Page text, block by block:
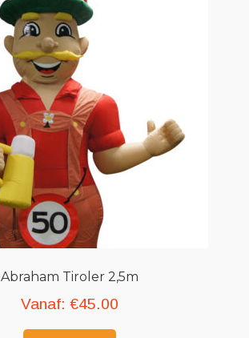
Abraham Tiroler 2,5m
Vanaf: €45.00